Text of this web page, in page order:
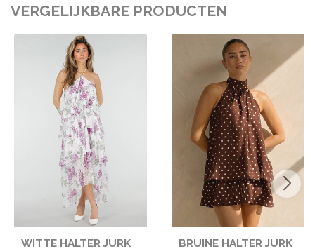
VERGELIJKBARE PRODUCTEN
WITTE HALTER JURK BRUINE HALTER JURK